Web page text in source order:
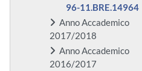
96-11.BRE.14964
Anno Accademico
2017/2018
Anno Accademico
2016/2017